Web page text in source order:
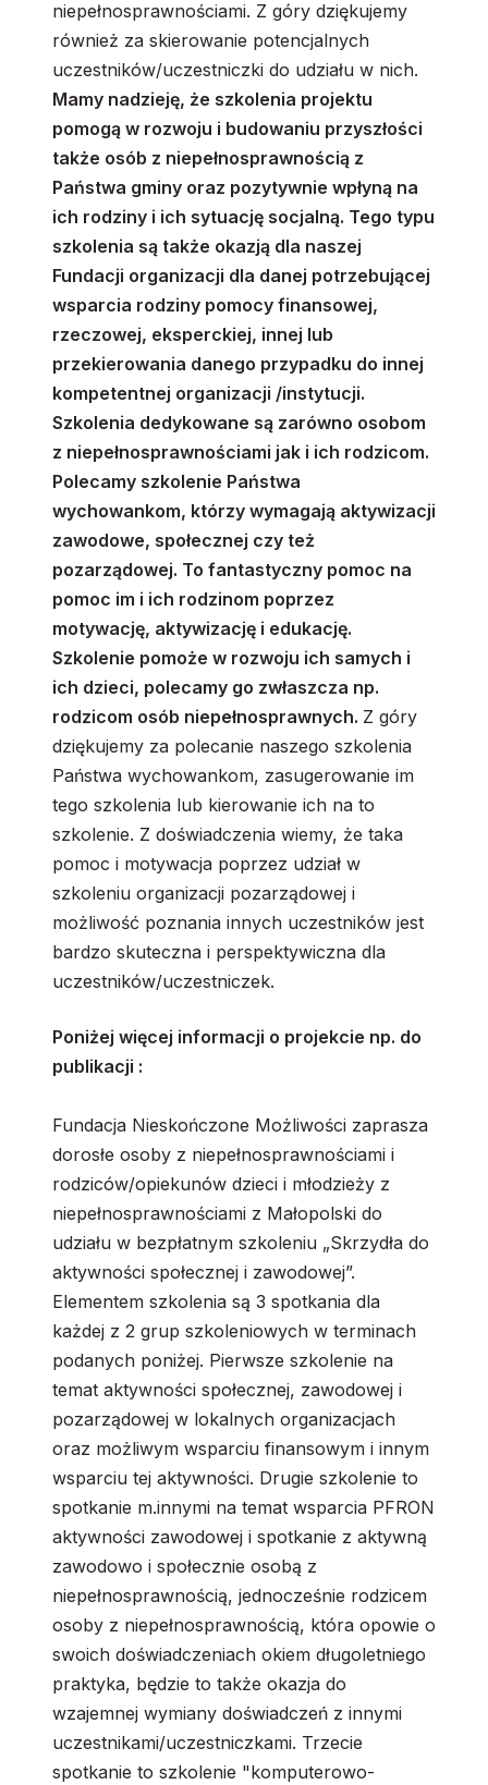
niepełnosprawnościami. Z góry dziękujemy
również za skierowanie potencjalnych
uczestników/uczestniczki do udziału w nich.
Mamy nadzieję, że szkolenia projektu
pomogą w rozwoju i budowaniu przyszłości
także osób z niepełnosprawnością z
Państwa gminy oraz pozytywnie wpłyną na
ich rodziny i ich sytuację socjalną. Tego typu
szkolenia są także okazją dla naszej
Fundacji organizacji dla danej potrzebującej
wsparcia rodziny pomocy finansowej,
rzeczowej, eksperckiej, innej lub
przekierowania danego przypadku do innej
kompetentnej organizacji /instytucji.
Szkolenia dedykowane są zarówno osobom
z niepełnosprawnościami jak i ich rodzicom.
Polecamy szkolenie Państwa
wychowankom, którzy wymagają aktywizacji
zawodowe, społecznej czy też
pozarządowej. To fantastyczny pomoc na
pomoc im i ich rodzinom poprzez
motywację, aktywizację i edukację.
Szkolenie pomoże w rozwoju ich samych i
ich dzieci, polecamy go zwłaszcza np.
rodzicom osób niepełnosprawnych. Z góry
dziękujemy za polecanie naszego szkolenia
Państwa wychowankom, zasugerowanie im
tego szkolenia lub kierowanie ich na to
szkolenie. Z doświadczenia wiemy, że taka
pomoc i motywacja poprzez udział w
szkoleniu organizacji pozarządowej i
możliwość poznania innych uczestników jest
bardzo skuteczna i perspektywiczna dla
uczestników/uczestniczek.
Poniżej więcej informacji o projekcie np. do
publikacji :
Fundacja Nieskończone Możliwości zaprasza
dorosłe osoby z niepełnosprawnościami i
rodziców/opiekunów dzieci i młodzieży z
niepełnosprawnościami z Małopolski do
udziału w bezpłatnym szkoleniu „Skrzydła do
aktywności społecznej i zawodowej”.
Elementem szkolenia są 3 spotkania dla
każdej z 2 grup szkoleniowych w terminach
podanych poniżej. Pierwsze szkolenie na
temat aktywności społecznej, zawodowej i
pozarządowej w lokalnych organizacjach
oraz możliwym wsparciu finansowym i innym
wsparciu tej aktywności. Drugie szkolenie to
spotkanie m.innymi na temat wsparcia PFRON
aktywności zawodowej i spotkanie z aktywną
zawodowo i społecznie osobą z
niepełnosprawnością, jednocześnie rodzicem
osoby z niepełnosprawnością, która opowie o
swoich doświadczeniach okiem długoletniego
praktyka, będzie to także okazja do
wzajemnej wymiany doświadczeń z innymi
uczestnikami/uczestniczkami. Trzecie
spotkanie to szkolenie "komputerowo-